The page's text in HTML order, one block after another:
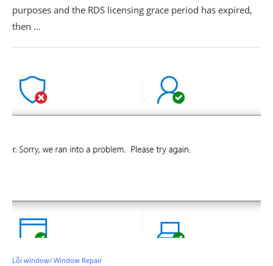
purposes and the RDS licensing grace period has expired,
then …
Lỗi window/ Window Repair